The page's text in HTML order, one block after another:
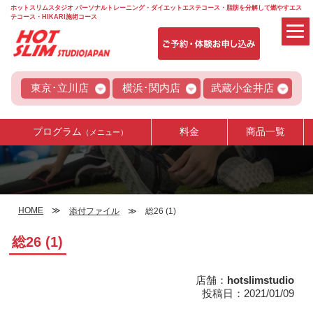
ホットスリムスタジオ パーソナルトレーニング・ダイエットエステコース・脂肪を分解して燃やすエス
テコース・HIKARI施術コース
東京･立川店 横浜･関内店 武蔵小金井店
プログラム （メニュー） 料金 商品一覧
HOME 添付ファイル 総26 (1)
総26 (1)
店舗： hotslimstudio
投稿日：2021/01/09